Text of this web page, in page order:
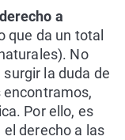
a
que da un total
No
la duda de
encontramos,
Por ello, es
derecho a las